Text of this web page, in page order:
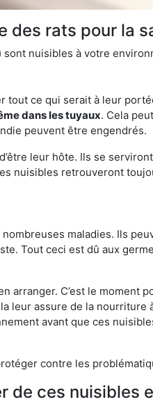
des rats pour la
sont nuisibles à votre
ce qui serait à leur
dans les tuyaux. Cela
peuvent être engendrés.
leur hôte. Ils se
nuisibles retrouveront
maladies. Ils
Tout ceci est dû aux
arranger. C’est le moment
leur assure de la
avant que ces
contre les
de ces nuisibles